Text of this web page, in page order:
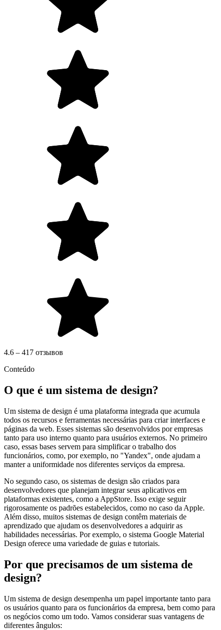
4.6 – 417 отзывов
Conteúdo
O que é um sistema de design?
Um sistema de design é uma plataforma integrada que acumula
todos os recursos e ferramentas necessárias para criar interfaces e
páginas da web. Esses sistemas são desenvolvidos por empresas
tanto para uso interno quanto para usuários externos. No primeiro
caso, essas bases servem para simplificar o trabalho dos
funcionários, como, por exemplo, no "Yandex", onde ajudam a
manter a uniformidade nos diferentes serviços da empresa.
No segundo caso, os sistemas de design são criados para
desenvolvedores que planejam integrar seus aplicativos em
plataformas existentes, como a AppStore. Isso exige seguir
rigorosamente os padrões estabelecidos, como no caso da Apple.
Além disso, muitos sistemas de design contêm materiais de
aprendizado que ajudam os desenvolvedores a adquirir as
habilidades necessárias. Por exemplo, o sistema Google Material
Design oferece uma variedade de guias e tutoriais.
Por que precisamos de um sistema de
design?
Um sistema de design desempenha um papel importante tanto para
os usuários quanto para os funcionários da empresa, bem como para
os negócios como um todo. Vamos considerar suas vantagens de
diferentes ângulos: